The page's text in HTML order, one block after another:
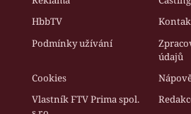
HbbTV
Podmínky užívání
údajů
Cookies
Vlastník FTV Prima spol.